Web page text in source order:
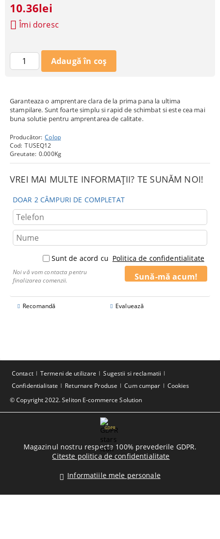
Garanteaza o amprentare clara de la prima pana la ultima
stampilare. Sunt foarte simplu si rapid de schimbat si este cea mai
buna solutie pentru amprentarea de calitate.
Producător: Colop
Cod: TUSEQ12
Greutate: 0.000Kg
VREI MAI MULTE INFORMAȚII? TE SUNĂM NOI!
DOAR 2 CÂMPURI DE COMPLETAT
Sunt de acord cu Politica de confidentialitate
Noi vă vom contacta pentru
finalizarea comenzii.
Recomandă Evaluează
10.36lei
Îmi doresc
© Copyright 2022. Seliton E-commerce Solution
Contact Termeni de utilizare
Sugestii si reclamatii
Confidentialitate
Returnare Produse Cum cumpar Cookies
GDPR
Magazinul nostru respecta 100% prevederile GDPR.
Citeste politica de confidentialitate
Informatiile mele personale